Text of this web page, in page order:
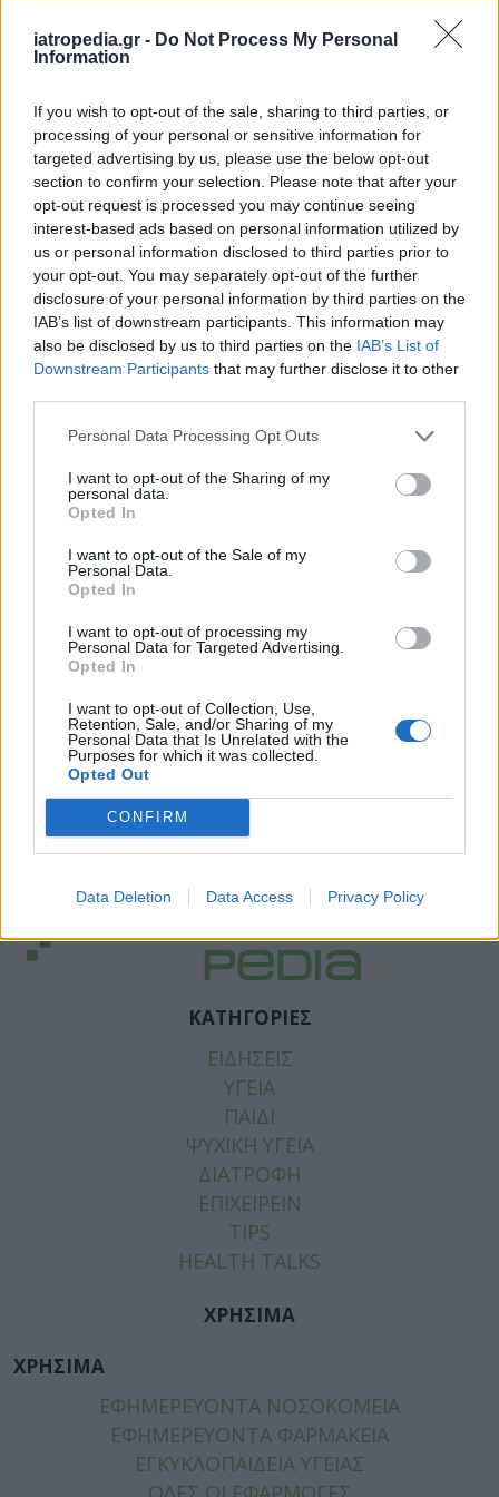
iatropedia.gr - Do Not Process My Personal
Information
If you wish to opt-out of the sale, sharing to third parties, or
processing of your personal or sensitive information for
targeted advertising by us, please use the below opt-out
section to confirm your selection. Please note that after your
opt-out request is processed you may continue seeing
interest-based ads based on personal information utilized by
us or personal information disclosed to third parties prior to
your opt-out. You may separately opt-out of the further
disclosure of your personal information by third parties on the
IAB’s list of downstream participants. This information may
also be disclosed by us to third parties on the IAB’s List of
Downstream Participants that may further disclose it to other
Personal Data Processing Opt Outs
I want to opt-out of the Sharing of my
personal data.
Opted In
I want to opt-out of the Sale of my
Personal Data.
Opted In
I want to opt-out of processing my
Personal Data for Targeted Advertising.
Opted In
I want to opt-out of Collection, Use,
Retention, Sale, and/or Sharing of my
Personal Data that Is Unrelated with the
Purposes for which it was collected.
Opted Out
CONFIRM
Data Deletion Data Access Privacy Policy
ΚΑΤΗΓΟΡΙΕΣ
ΕΙΔΗΣΕΙΣ
ΥΓΕΙΑ
ΠΑΙΔΙ
ΨΥΧΙΚΗ ΥΓΕΙΑ
ΔΙΑΤΡΟΦΗ
ΕΠΙΧΕΙΡΕΙΝ
TIPS
HEALTH TALKS
ΧΡΗΣΙΜΑ
ΧΡΗΣΙΜΑ
ΕΦΗΜΕΡΕΥΟΝΤΑ ΝΟΣΟΚΟΜΕΙΑ
ΕΦΗΜΕΡΕΥΟΝΤΑ ΦΑΡΜΑΚΕΙΑ
ΕΓΚΥΚΛΟΠΑΙΔΕΙΑ ΥΓΕΙΑΣ